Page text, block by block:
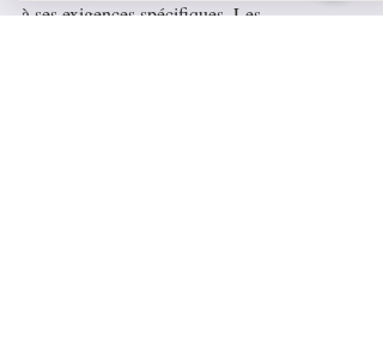
à ses exigences spécifiques. Les